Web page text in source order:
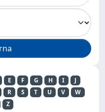
E F G H I
J
R S T U V
W
Z